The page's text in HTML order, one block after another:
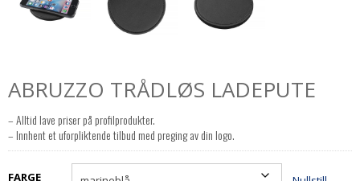
ABRUZZO TRÅDLØS LADEPUTE
– Alltid lave priser på profilprodukter.
– Innhent et uforpliktende tilbud med preging av din logo.
FARGE